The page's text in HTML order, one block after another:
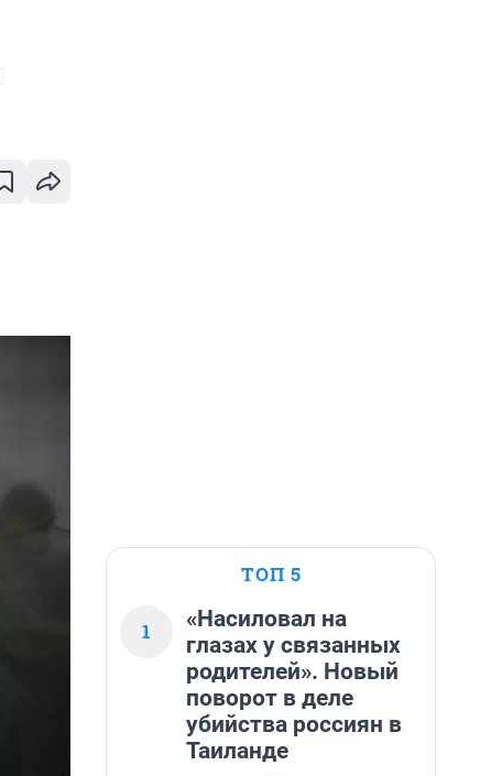
ТОП 5
1
«Насиловал на
глазах у связанных
родителей». Новый
поворот в деле
убийства россиян в
Таиланде